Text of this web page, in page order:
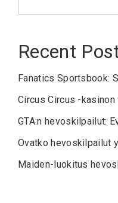
Recent
Fanatics Sportsbook:
Circus Circus -
GTA:n hevoskilpailut:
Ovatko hevoskilpailut
Maiden-luokitus